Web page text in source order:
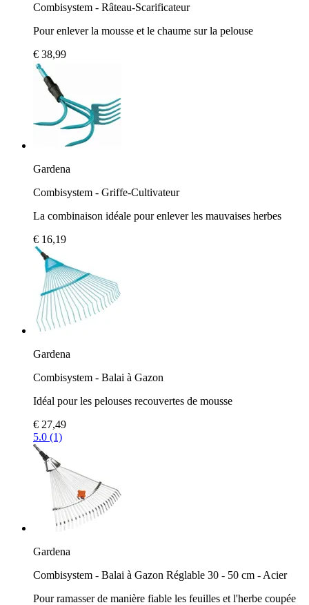
Combisystem - Râteau-Scarificateur
Pour enlever la mousse et le chaume sur la pelouse
€ 38,99
Gardena
Combisystem - Griffe-Cultivateur
La combinaison idéale pour enlever les mauvaises herbes
€ 16,19
Gardena
Combisystem - Balai à Gazon
Idéal pour les pelouses recouvertes de mousse
€ 27,49
5.0 (1)
Gardena
Combisystem - Balai à Gazon Réglable 30 - 50 cm - Acier
Pour ramasser de manière fiable les feuilles et l'herbe coupée